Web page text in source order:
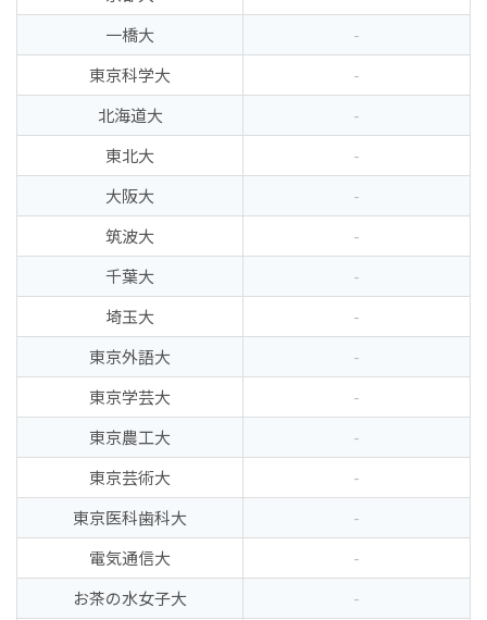
一橋大
-
東京科学大
-
北海道大
-
東北大
-
大阪大
-
筑波大
-
千葉大
-
埼玉大
-
東京外語大
-
東京学芸大
-
東京農工大
-
東京芸術大
-
東京医科歯科大
-
電気通信大
-
お茶の水女子大
-